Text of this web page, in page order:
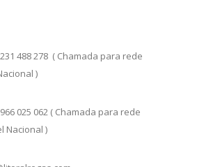
488 278 ( Chamada para rede
)
025 062 ( Chamada para rede
Nacional )